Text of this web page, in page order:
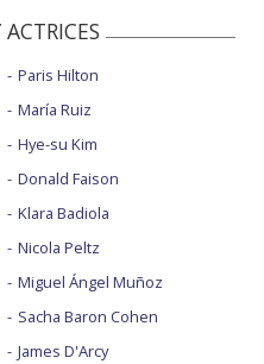
Paris Hilton
María Ruiz
Hye-su Kim
Donald Faison
Klara Badiola
Nicola Peltz
Miguel Ángel Muñoz
Sacha Baron Cohen
James D'Arcy